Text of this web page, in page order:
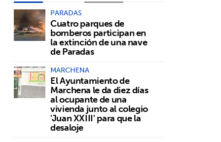
PARADAS
Cuatro parques de
bomberos participan en
la extinción de una nave
de Paradas
MARCHENA
El Ayuntamiento de
Marchena le da diez días
al ocupante de una
vivienda junto al colegio
'Juan XXIII' para que la
desaloje